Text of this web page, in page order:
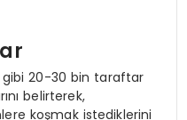
gibi 20-30 bin taraftar
belirterek,
koşmak istediklerini